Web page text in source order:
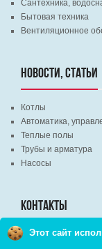
Сантехника,
Бытовая техника
Вентиляционное
НОВОСТИ, СТАТЬИ
Котлы
Автоматика,
Теплые полы
Трубы и арматура
Насосы
КОНТАКТЫ
г. Минск, ВЦ
Этот сайт